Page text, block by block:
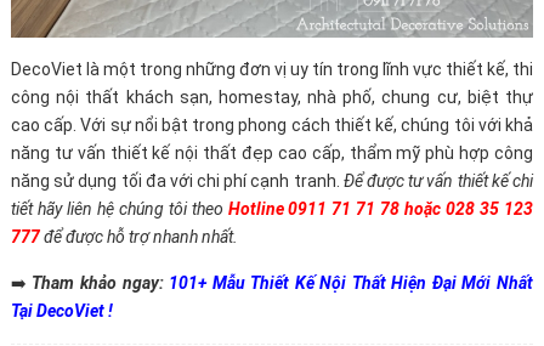
DecoViet là một trong những đơn vị uy tín trong lĩnh vực thiết kế, thi
công nội thất khách sạn, homestay, nhà phố, chung cư, biệt thự
cao cấp. Với sự nổi bật trong phong cách thiết kế, chúng tôi với khả
năng tư vấn thiết kế nội thất đẹp cao cấp, thẩm mỹ phù hợp công
năng sử dụng tối đa với chi phí cạnh tranh. Để được tư vấn thiết kế chi
tiết hãy liên hệ chúng tôi theo Hotline 0911 71 71 78 hoặc 028 35 123
777để được hỗ trợ nhanh nhất.
➡️ Tham khảo ngay: 101+ Mẫu Thiết Kế Nội Thất Hiện Đại Mới Nhất
Tại DecoViet !